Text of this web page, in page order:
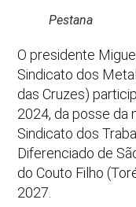
Pestana
O presidente
Sindicato dos
das Cruzes)
2024, da posse da
Sindicato dos
Diferenciado de
do Couto Filho
2027.